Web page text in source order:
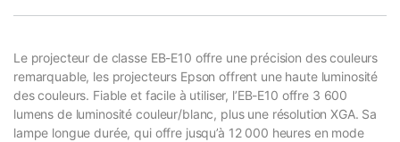
Le projecteur de classe EB-E10 offre une précision des couleurs
remarquable, les projecteurs Epson offrent une haute luminosité
des couleurs. Fiable et facile à utiliser, l’EB-E10 offre 3 600
lumens de luminosité couleur/blanc, plus une résolution XGA. Sa
lampe longue durée, qui offre jusqu’à 12 000 heures en mode